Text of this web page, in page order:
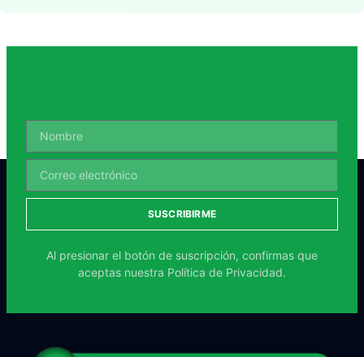
SUSCRIBIRME
Al presionar el botón de suscripción, confirmas que
aceptas nuestra Política de Privacidad.